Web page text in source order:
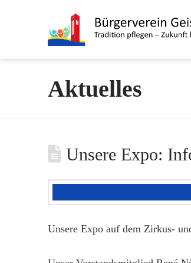
Aktuelles
Unsere Expo:
Unsere Expo auf dem Zirkus-